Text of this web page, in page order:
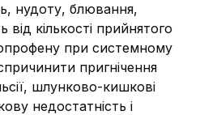
нудоту, блювання,
від кількості прийнятого
при системному
пригнічення
шлунково-кишкові
недостатність і